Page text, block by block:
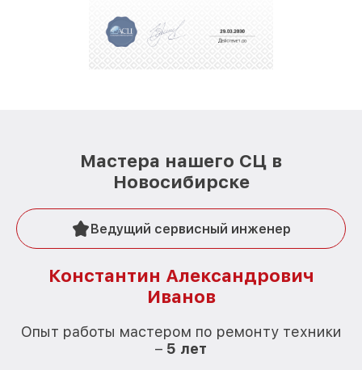
Мастера нашего СЦ в
Новосибирске
Ведущий сервисный инженер
Константин Александрович
Иванов
Опыт работы мастером по ремонту техники
– 5 лет